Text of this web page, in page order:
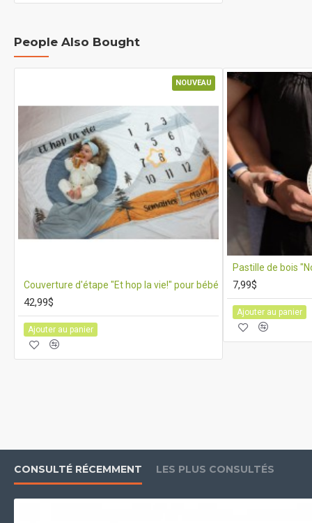
People Also Bought
NOUVEAU
Couverture d'étape "Et hop la vie!" pour bébé
42,99$
Ajouter au panier
Pastille de bois
7,99$
Ajouter au panier
CONSULTÉ RÉCEMMENT LES PLUS CONSULTÉS